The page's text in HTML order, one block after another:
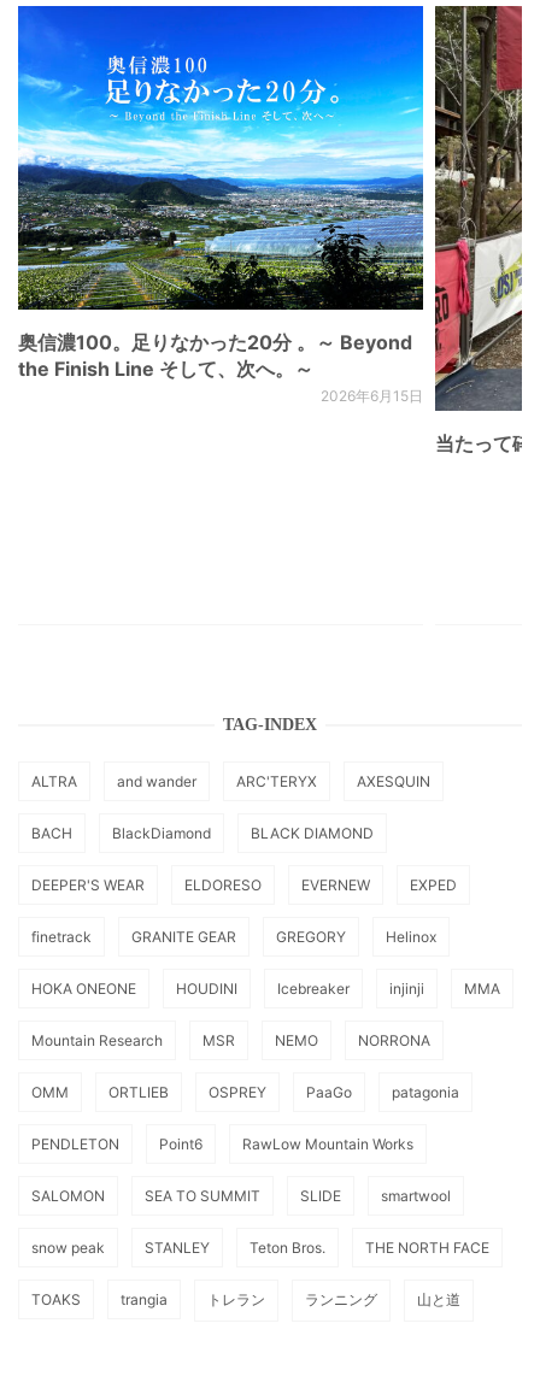
奥信濃100。足りなかった20分 。～ Beyond
the Finish Line そして、次へ。～
2026年6月15日
当たって砕
TAG-INDEX
ALTRA and wander ARC'TERYX AXESQUIN
BACH BlackDiamond BLACK DIAMOND
DEEPER'S WEAR ELDORESO EVERNEW EXPED
finetrack GRANITE GEAR GREGORY Helinox
HOKA ONEONE HOUDINI Icebreaker injinji MMA
Mountain Research MSR NEMO NORRONA
OMM ORTLIEB OSPREY PaaGo patagonia
PENDLETON Point6 RawLow Mountain Works
SALOMON SEA TO SUMMIT SLIDE smartwool
snow peak STANLEY Teton Bros. THE NORTH FACE
TOAKS trangia トレラン ランニング 山と道